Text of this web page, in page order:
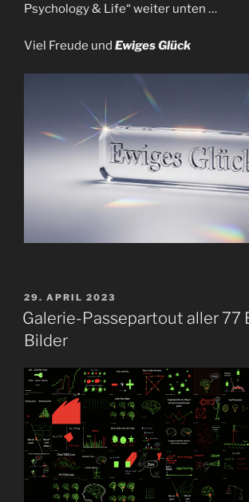
Psychology & Life“ weiter unten …
Viel Freude und Ewiges Glück
VERÖFFENTLICHT
AM
29. APRIL 2023
Galerie-Passepartout aller 77
Bilder